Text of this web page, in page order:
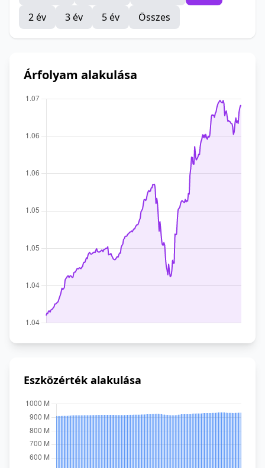
2 év
3 év 5 év Összes
Árfolyam alakulása
Eszközérték alakulása